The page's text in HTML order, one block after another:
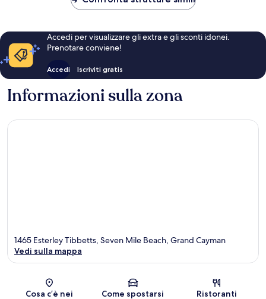
Accedi per visualizzare gli extra e gli sconti idonei.
Prenotare conviene!
Accedi Iscriviti gratis
Informazioni sulla zona
Mappa
1465 Esterley Tibbetts, Seven Mile Beach, Grand Cayman
Vedi sulla mappa
Cosa c’è nei
Come spostarsi Ristoranti